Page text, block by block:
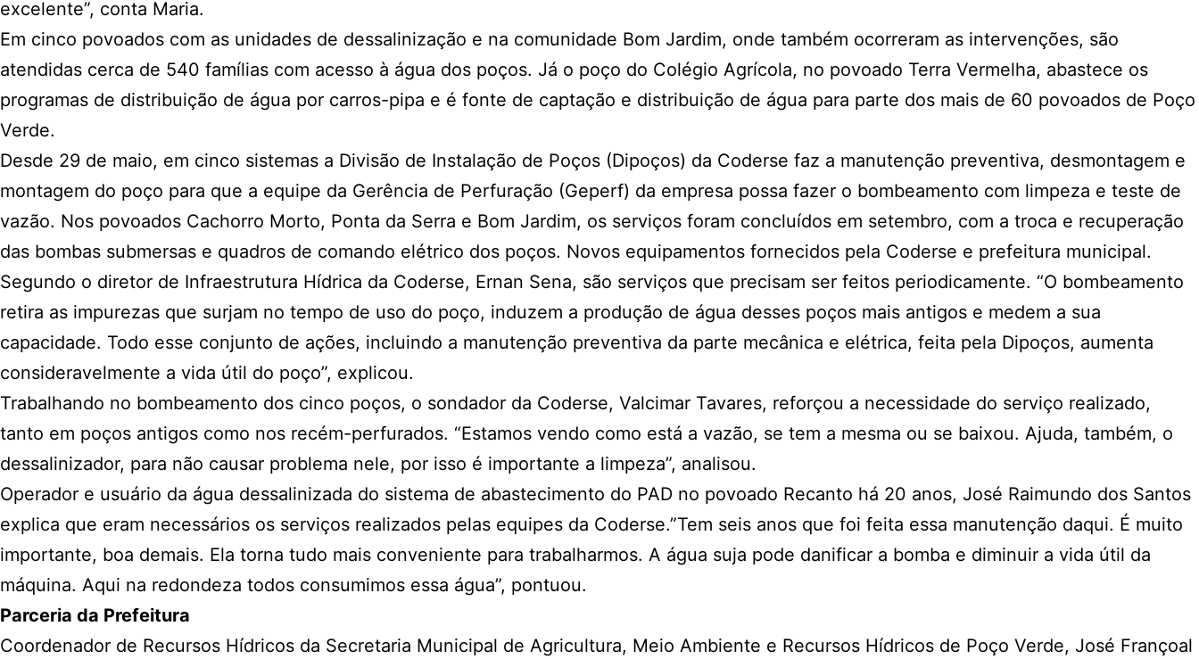
excelente”, conta Maria.
Em cinco povoados com as unidades de dessalinização e na comunidade Bom Jardim, onde também ocorreram as intervenções, são
atendidas cerca de 540 famílias com acesso à água dos poços. Já o poço do Colégio Agrícola, no povoado Terra Vermelha, abastece os
programas de distribuição de água por carros-pipa e é fonte de captação e distribuição de água para parte dos mais de 60 povoados de Poço
Verde.
Desde 29 de maio, em cinco sistemas a Divisão de Instalação de Poços (Dipoços) da Coderse faz a manutenção preventiva, desmontagem e
montagem do poço para que a equipe da Gerência de Perfuração (Geperf) da empresa possa fazer o bombeamento com limpeza e teste de
vazão. Nos povoados Cachorro Morto, Ponta da Serra e Bom Jardim, os serviços foram concluídos em setembro, com a troca e recuperação
das bombas submersas e quadros de comando elétrico dos poços. Novos equipamentos fornecidos pela Coderse e prefeitura municipal.
Segundo o diretor de Infraestrutura Hídrica da Coderse, Ernan Sena, são serviços que precisam ser feitos periodicamente. “O bombeamento
retira as impurezas que surjam no tempo de uso do poço, induzem a produção de água desses poços mais antigos e medem a sua
capacidade. Todo esse conjunto de ações, incluindo a manutenção preventiva da parte mecânica e elétrica, feita pela Dipoços, aumenta
consideravelmente a vida útil do poço”, explicou.
Trabalhando no bombeamento dos cinco poços, o sondador da Coderse, Valcimar Tavares, reforçou a necessidade do serviço realizado,
tanto em poços antigos como nos recém-perfurados. “Estamos vendo como está a vazão, se tem a mesma ou se baixou. Ajuda, também, o
dessalinizador, para não causar problema nele, por isso é importante a limpeza”, analisou.
Operador e usuário da água dessalinizada do sistema de abastecimento do PAD no povoado Recanto há 20 anos, José Raimundo dos Santos
explica que eram necessários os serviços realizados pelas equipes da Coderse.”Tem seis anos que foi feita essa manutenção daqui. É muito
importante, boa demais. Ela torna tudo mais conveniente para trabalharmos. A água suja pode danificar a bomba e diminuir a vida útil da
máquina. Aqui na redondeza todos consumimos essa água”, pontuou.
Parceria da Prefeitura
Coordenador de Recursos Hídricos da Secretaria Municipal de Agricultura, Meio Ambiente e Recursos Hídricos de Poço Verde, José Françoal